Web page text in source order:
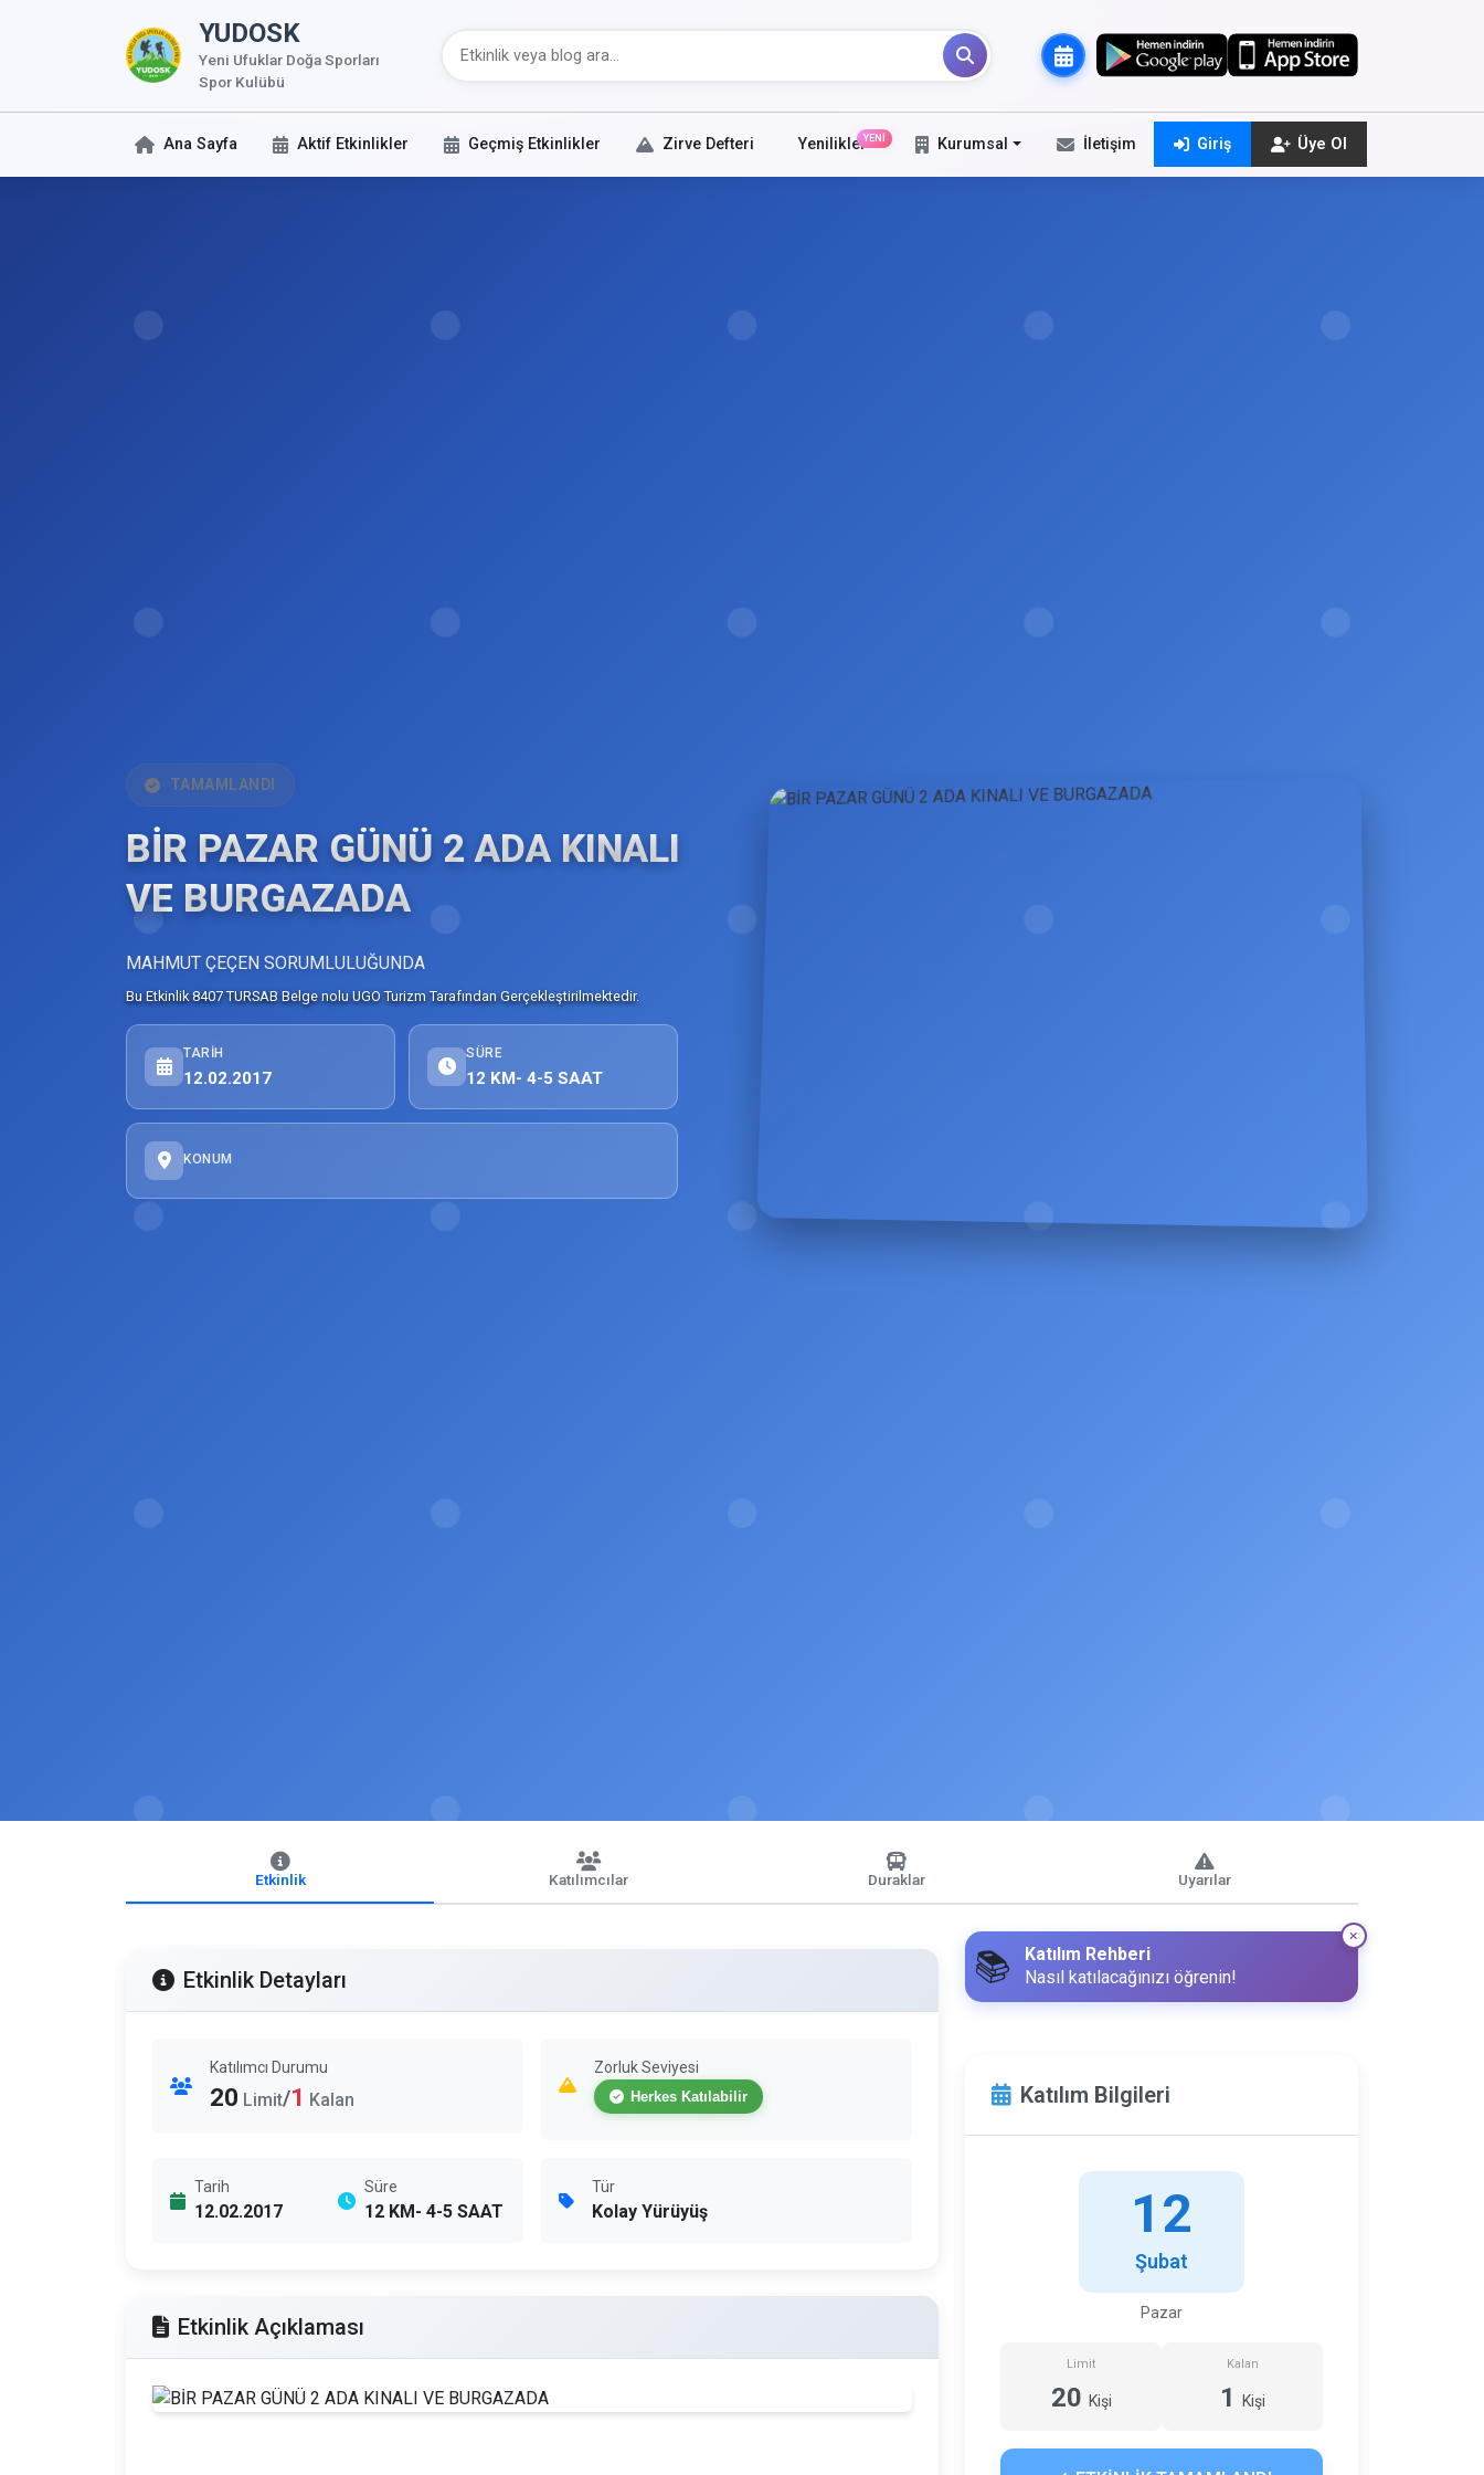
YUDOSK
Yeni Ufuklar Doğa Sporları
Spor Kulübü
Ana Sayfa Aktif Etkinlikler Geçmiş Etkinlikler Zirve Defteri YeniliklerYENİ Kurumsal İletişim Giriş Üye Ol
TAMAMLANDI
BİR PAZAR GÜNÜ 2 ADA KINALI
VE BURGAZADA
MAHMUT ÇEÇEN SORUMLULUĞUNDA
Bu Etkinlik 8407 TURSAB Belge nolu UGO Turizm Tarafından Gerçekleştirilmektedir.
TARIH
12.02.2017
SÜRE
12 KM- 4-5 SAAT
KONUM
Etkinlik Katılımcılar Duraklar Uyarılar
Etkinlik Detayları
Katılımcı Durumu
20 Limit/1 Kalan
Zorluk Seviyesi
Herkes Katılabilir
Tarih
12.02.2017
Süre
12 KM- 4-5 SAAT
Tür
Kolay Yürüyüş
Etkinlik Açıklaması
📚
Katılım Rehberi
Nasıl katılacağınızı öğrenin!
Katılım Bilgileri
12
Şubat
Pazar
Limit
20 Kişi
Kalan
1 Kişi